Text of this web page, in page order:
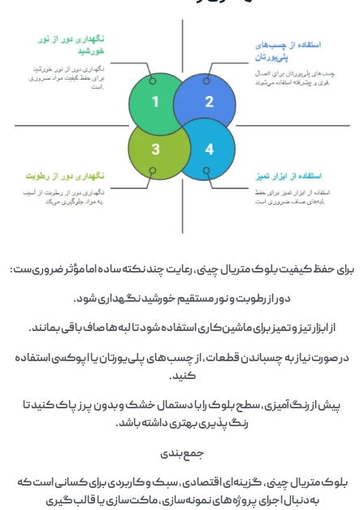
برای حفظ کیفیت بلوک متریال چینی، رعایت چند نکته ساده اما مؤثر ضروری‌ست:
دور از رطوبت و نور مستقیم خورشید نگهداری شود.
از ابزار تیز و تمیز برای ماشین‌کاری استفاده شود تا لبه‌ها صاف باقی بمانند.
در صورت نیاز به چسباندن قطعات، از چسب‌های پلی‌یورتان یا اپوکسی استفاده
کنید.
پیش از رنگ‌آمیزی، سطح بلوک را با دستمال خشک و بدون پرز پاک کنید تا
رنگ‌پذیری بهتری داشته باشد.
جمع‌بندی
بلوک متریال چینی، گزینه‌ای اقتصادی، سبک و کاربردی برای کسانی است که
به‌دنبال اجرای پروژه‌های نمونه‌سازی، ماکت‌سازی یا قالب‌گیری